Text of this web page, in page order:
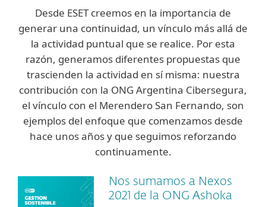
Desde ESET creemos en la importancia de
generar una continuidad, un vínculo más allá de
la actividad puntual que se realice. Por esta
razón, generamos diferentes propuestas que
trascienden la actividad en sí misma: nuestra
contribución con la ONG Argentina Cibersegura,
el vínculo con el Merendero San Fernando, son
ejemplos del enfoque que comenzamos desde
hace unos años y que seguimos reforzando
continuamente.
Nos sumamos a Nexos
2021 de la ONG Ashoka